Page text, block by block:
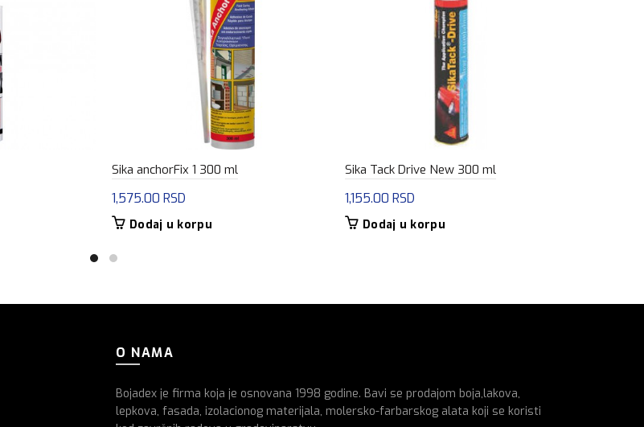
Sika anchorFix 1 300 ml
1,575.00 RSD
Dodaj u korpu
Sika Tack Drive New 300 ml
1,155.00 RSD
Dodaj u korpu
O NAMA
Bojadex je firma koja je osnovana 1998 godine. Bavi se prodajom boja,lakova,
lepkova, fasada, izolacionog materijala, molersko-farbarskog alata koji se koristi